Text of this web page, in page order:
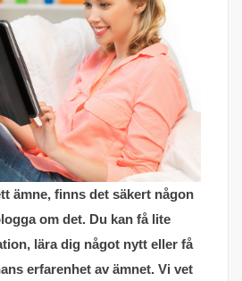
ämne, finns det säkert någon
om det. Du kan få lite
lära dig något nytt eller få
erfarenhet av ämnet. Vi vet